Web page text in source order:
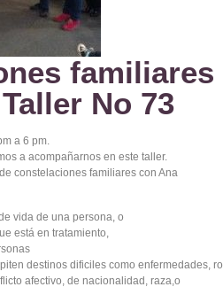
familiares
No 73
a 6 pm.
a acompañarnos en este taller.
constelaciones familiares con Ana
vida de una persona, o
está en tratamiento,
destinos dificiles como enfermedades,
afectivo, de nacionalidad , raza,o